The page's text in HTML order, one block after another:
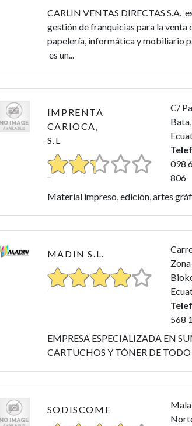
CARLIN VENTAS DIRECTAS S.A.
gestión de franquicias para la venta
papelerí­a, informática y mobiliario
es un...
IMPRENTA
CARIOCA,
S.L
C/
098
806
Material impreso, edición, artes
MADIN S.L.
568
EMPRESA ESPECIALIZADA EN
CARTUCHOS Y TÓNER DE
SODISCOME